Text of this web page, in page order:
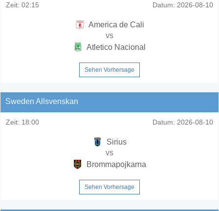
Zeit: 02:15 Datum: 2026-08-10
America de Cali
vs
Atletico Nacional
Sehen Vorhersage
Sweden Allsvenskan
Zeit: 18:00 Datum: 2026-08-10
Sirius
vs
Brommapojkarna
Sehen Vorhersage